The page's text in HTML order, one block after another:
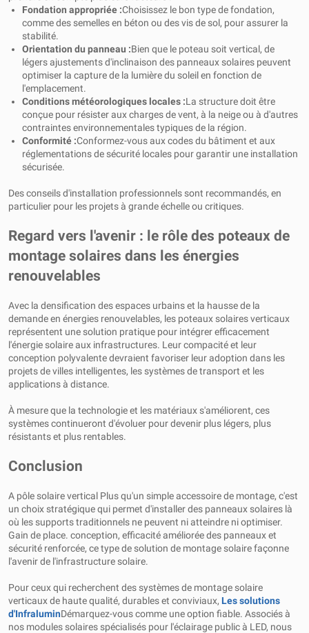
Fondation appropriée :Choisissez le bon type de fondation,
comme des semelles en béton ou des vis de sol, pour assurer la
stabilité.
Orientation du panneau :Bien que le poteau soit vertical, de
légers ajustements d'inclinaison des panneaux solaires peuvent
optimiser la capture de la lumière du soleil en fonction de
l'emplacement.
Conditions météorologiques locales :La structure doit être
conçue pour résister aux charges de vent, à la neige ou à d'autres
contraintes environnementales typiques de la région.
Conformité :Conformez-vous aux codes du bâtiment et aux
réglementations de sécurité locales pour garantir une installation
sécurisée.
Des conseils d'installation professionnels sont recommandés, en
particulier pour les projets à grande échelle ou critiques.
Regard vers l'avenir : le rôle des poteaux de
montage solaires dans les énergies
renouvelables
Avec la densification des espaces urbains et la hausse de la
demande en énergies renouvelables, les poteaux solaires verticaux
représentent une solution pratique pour intégrer efficacement
l'énergie solaire aux infrastructures. Leur compacité et leur
conception polyvalente devraient favoriser leur adoption dans les
projets de villes intelligentes, les systèmes de transport et les
applications à distance.
À mesure que la technologie et les matériaux s'améliorent, ces
systèmes continueront d'évoluer pour devenir plus légers, plus
résistants et plus rentables.
Conclusion
A pôle solaire vertical Plus qu'un simple accessoire de montage, c'est
un choix stratégique qui permet d'installer des panneaux solaires là
où les supports traditionnels ne peuvent ni atteindre ni optimiser.
Gain de place. conception, efficacité améliorée des panneaux et
sécurité renforcée, ce type de solution de montage solaire façonne
l'avenir de l'infrastructure solaire.
Pour ceux qui recherchent des systèmes de montage solaire
verticaux de haute qualité, durables et conviviaux, Les solutions
d'InfraluminDémarquez-vous comme une option fiable. Associés à
nos modules solaires spécialisés pour l'éclairage public à LED, nous